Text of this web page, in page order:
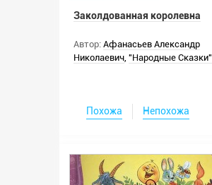
Заколдованная королевна
Автор: Афанасьев Александр
Николаевич, "Народные Сказки"
Похожа Непохожа